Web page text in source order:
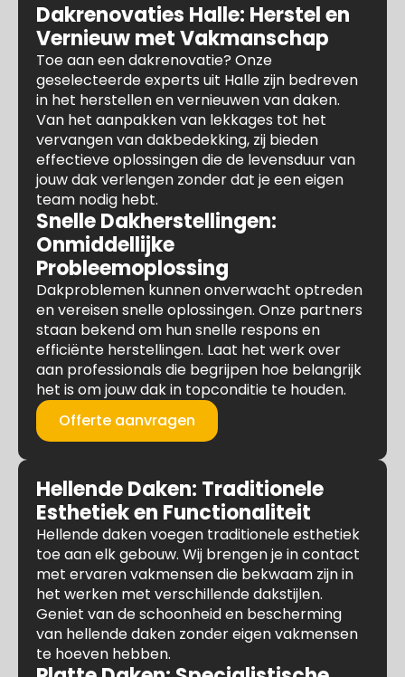
Dakrenovaties Halle: Herstel en
Vernieuw met Vakmanschap
Toe aan een dakrenovatie? Onze
geselecteerde experts uit Halle zijn bedreven
in het herstellen en vernieuwen van daken.
Van het aanpakken van lekkages tot het
vervangen van dakbedekking, zij bieden
effectieve oplossingen die de levensduur van
jouw dak verlengen zonder dat je een eigen
team nodig hebt.
Snelle Dakherstellingen:
Onmiddellijke
Probleemoplossing
Dakproblemen kunnen onverwacht optreden
en vereisen snelle oplossingen. Onze partners
staan bekend om hun snelle respons en
efficiënte herstellingen. Laat het werk over
aan professionals die begrijpen hoe belangrijk
het is om jouw dak in topconditie te houden.
Offerte aanvragen
Hellende Daken: Traditionele
Esthetiek en Functionaliteit
Hellende daken voegen traditionele esthetiek
toe aan elk gebouw. Wij brengen je in contact
met ervaren vakmensen die bekwaam zijn in
het werken met verschillende dakstijlen.
Geniet van de schoonheid en bescherming
van hellende daken zonder eigen vakmensen
te hoeven hebben.